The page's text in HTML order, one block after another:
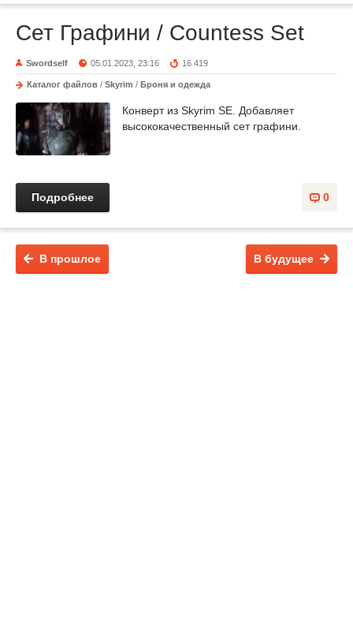
Сет Графини / Countess Set
Swordself 05.01.2023, 23:16 16 419
Каталог файлов / Skyrim / Броня и одежда
Конверт из Skyrim SE. Добавляет
высококачественный сет графини.
0
Подробнее
В будущее
В прошлое